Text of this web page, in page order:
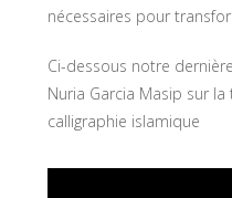
nécessaires pour
Ci-dessous notre
Nuria Garcia Masip sur
calligraphie islamique